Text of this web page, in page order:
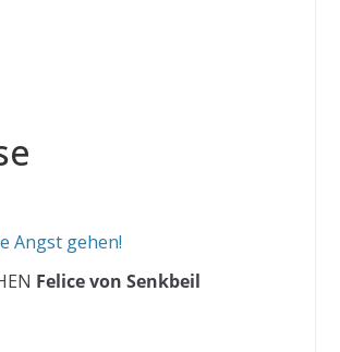
Angst gehen!
Felice von Senkbeil